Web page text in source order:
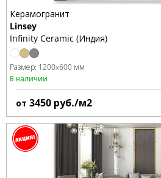
Керамогранит
Linsey
Infinity Ceramic (Индия)
Размер: 1200x600 мм
В наличии
от 3450 руб./м2